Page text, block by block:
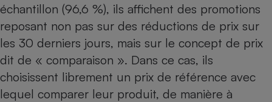
échantillon (96,6 %), ils affichent des promotions
reposant non pas sur des réductions de prix sur
les 30 derniers jours, mais sur le concept de prix
dit de « comparaison ». Dans ce cas, ils
choisissent librement un prix de référence avec
lequel comparer leur produit, de manière à
Cafetière à expressos